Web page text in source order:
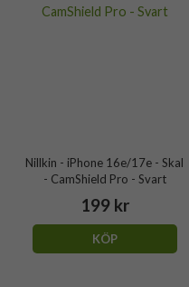
Nillkin - iPhone 16e/17e - Skal
- CamShield Pro - Svart
199 kr
KÖP